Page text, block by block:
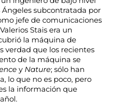
subcontratada por
jefe de comunicaciones
Stais era un
la máquina de
verdad que los recientes
de la máquina se
y Nature; sólo han
lo que no es poco, pero
la información que